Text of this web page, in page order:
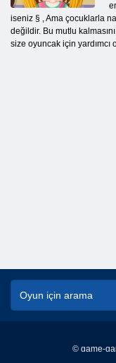
iseniz § , Ama çocuklarla
değildir. Bu mutlu
size oyuncak için yardımcı
© game-